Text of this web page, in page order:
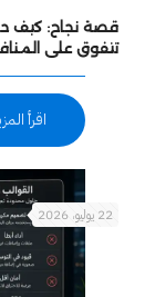
قصة نجاح: كيف
تتفوق على
اقرأ
22 يوليو، 2026